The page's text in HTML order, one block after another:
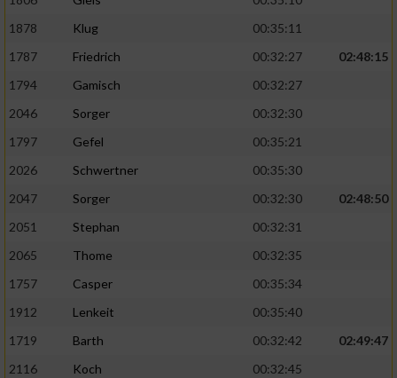
1878
Klug
00:35:11
1787
Friedrich 00:32:27
02:48:15
1794
Gamisch
00:32:27
2046
Sorger
00:32:30
1797
Gefel
00:35:21
2026
Schwertner
00:35:30
2047
Sorger 00:32:30
02:48:50
2051
Stephan
00:32:31
2065
Thome
00:32:35
1757
Casper
00:35:34
1912
Lenkeit
00:35:40
1719
Barth 00:32:42
02:49:47
2116
Koch
00:32:45